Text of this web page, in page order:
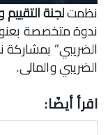
نظمتلجنة
ندوة متخصصة
الضريبي”
الضريبي والمالى.
اقرأ أيضًا: